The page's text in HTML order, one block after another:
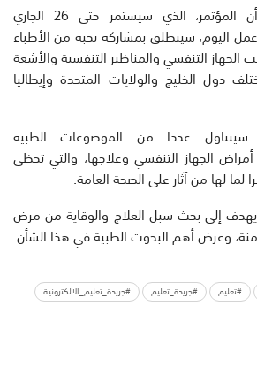
وأشارت الحربش إلى أن المؤتمر، الذي سيستمر حتى 26 الجاري
اليوم، سينطلق بمشاركة نخبة من الأطباء
التنفسي والمناظير التنفسية والأشعة
دول الخليج والولايات المتحدة وإيطاليا
عددا من الموضوعات الطبية
الجهاز التنفسي وعلاجها، والتي تحظى
لما لها من آثار على الصحة العامة.
يهدف إلى بحث سبل العلاج والوقاية من مرض
وعرض أهم البحوث الطبية في هذا الشأن.
#تعليم #جريدة_تعليم
#جريدة_تعليم_الالكترونية